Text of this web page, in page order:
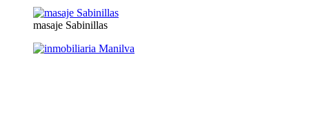
masaje Sabinillas